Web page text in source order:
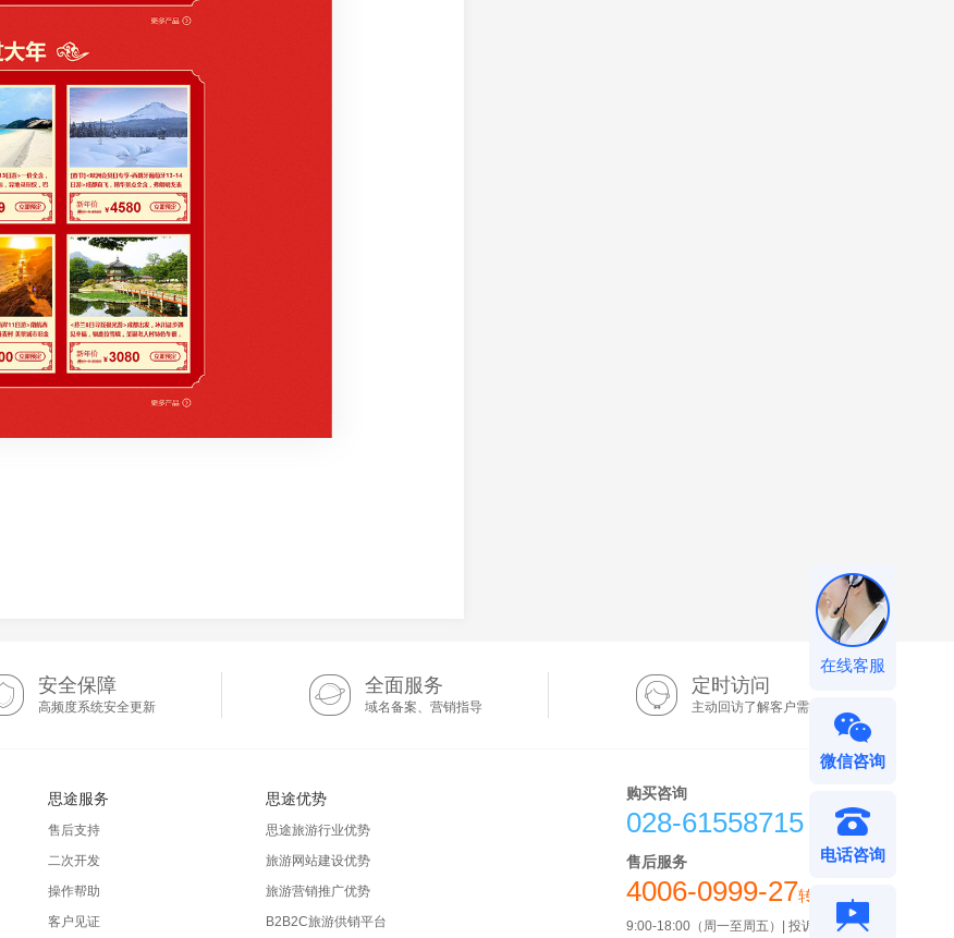
安全保障
高频度系统安全更新
全面服务
域名备案、营销指导
定时访问
主动回访了解客户需求
思途服务
售后支持
二次开发
操作帮助
客户见证
思途优势
思途旅游行业优势
旅游网站建设优势
旅游营销推广优势
B2B2C旅游供销平台
购买咨询
028-61558715
售后服务
4006-0999-27转4
9:00-18:00（周一至周五）| 投诉电话请转6
在线客服
微信咨询
电话咨询